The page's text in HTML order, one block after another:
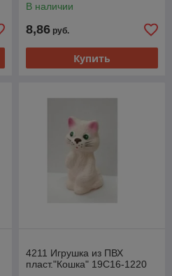
В наличии
8,86 руб.
Купить
4211 Игрушка из ПВХ
пласт."Кошка" 19С16-1220